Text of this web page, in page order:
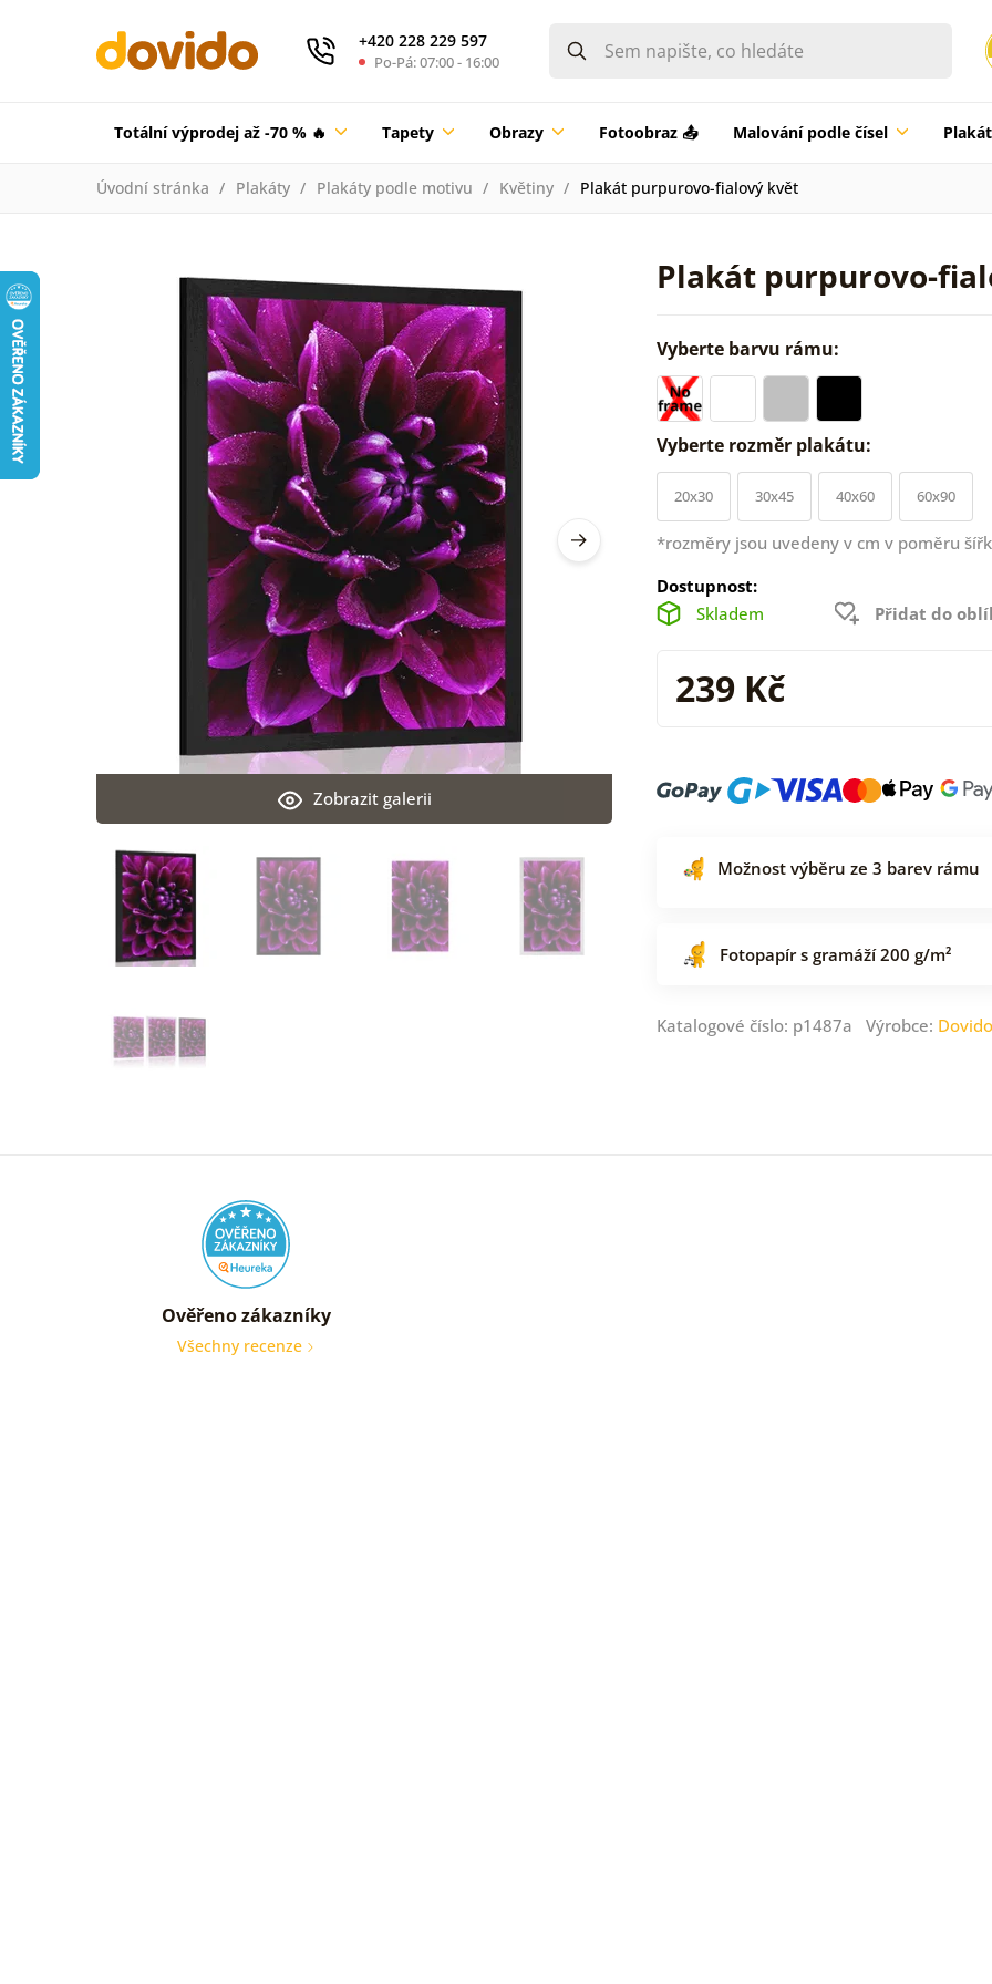
+420 228 229 597
Po-Pá: 07:00 - 16:00
Totální výprodej až -70 % 🔥 Tapety Obrazy Fotoobraz 📤 Malování podle čísel
Úvodní stránka Plakáty Plakáty podle motivu Květiny Plakát purpurovo-fialový květ
Plakát purpurovo-
Zobrazit galerii
Vyberte barvu rámu:
Vyberte rozměr plakátu:
20x30 30x45 40x60 60x90
*rozměry jsou uvedeny v cm v poměru
Dostupnost:
Skladem
Přidat do
239 Kč
Možnost výběru ze 3 barev rámu
Fotopapír s gramáží 200 g/m²
Katalogové číslo: p1487a Výrobce: Dovido
Ověřeno zákazníky
Všechny recenze